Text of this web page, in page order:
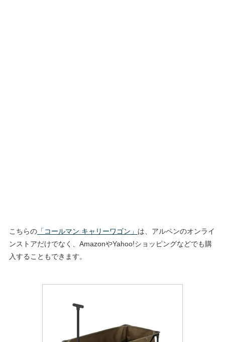
こちらの「コールマン キャリーワゴン」 は、アルペンのオンライ
ンストアだけでなく、AmazonやYahoo!ショッピングなどでも購
入することもできます。